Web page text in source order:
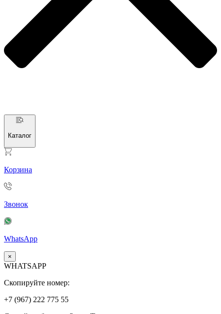
Каталог
Корзина
Звонок
WhatsApp
×
WHATSAPP
Скопируйте номер:
+7 (967) 222 775 55